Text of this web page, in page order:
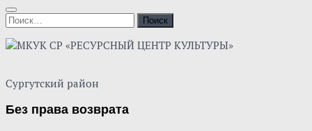
Сургутский район
Без права возврата